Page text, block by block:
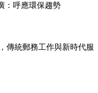
：呼應環保趨勢
傳統郵務工作與新時代服